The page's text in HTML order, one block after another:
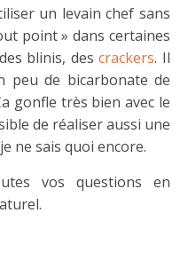
un levain chef sans
point » dans certaines
blinis, descrackers. Il
peu de bicarbonate de
gonfle très bien avec le
de réaliser aussi une
ne sais quoi encore.
vos questions en